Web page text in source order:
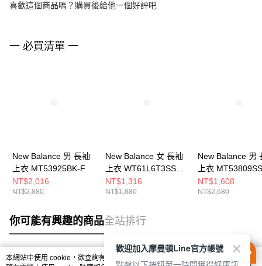
喜歡這個商品嗎？購買後給他一個好評吧
一 必買清單 一
New Balance 男 長袖
上衣 MT53925BK-F
NT$2,016
NT$2,880
New Balance 女 長袖
上衣 WT61L6T3SST-
F
NT$1,316
NT$1,880
New Balance 男
上衣
NT$1,608
NT$2,680
你可能有興趣的商品全站排行
本網站中使用 cookie，欲查詢有關本網站使用 cookie 方式之詳情，及若您不希
歡迎加入摩曼頓Line官方帳號